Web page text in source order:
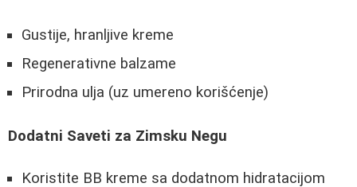
Gustije, hranljive kreme
Regenerativne balzame
Prirodna ulja (uz umereno korišćenje)
Dodatni Saveti za Zimsku Negu
Koristite BB kreme sa dodatnom hidratacijom